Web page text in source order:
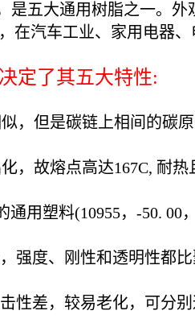
是五大通用树脂之一。
在汽车工业、家用电器
定了其五大特性:
，但是碳链上相间的碳
，故熔点高达167C, 耐热
用塑料(10955，-50. 00，
强度、刚性和透明性都比
性差，较易老化，可分